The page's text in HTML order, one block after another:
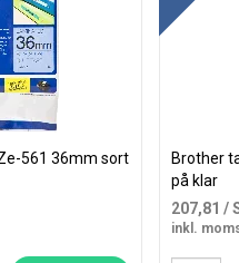
561 36mm sort
Brother
på klar
207,81 /
inkl.